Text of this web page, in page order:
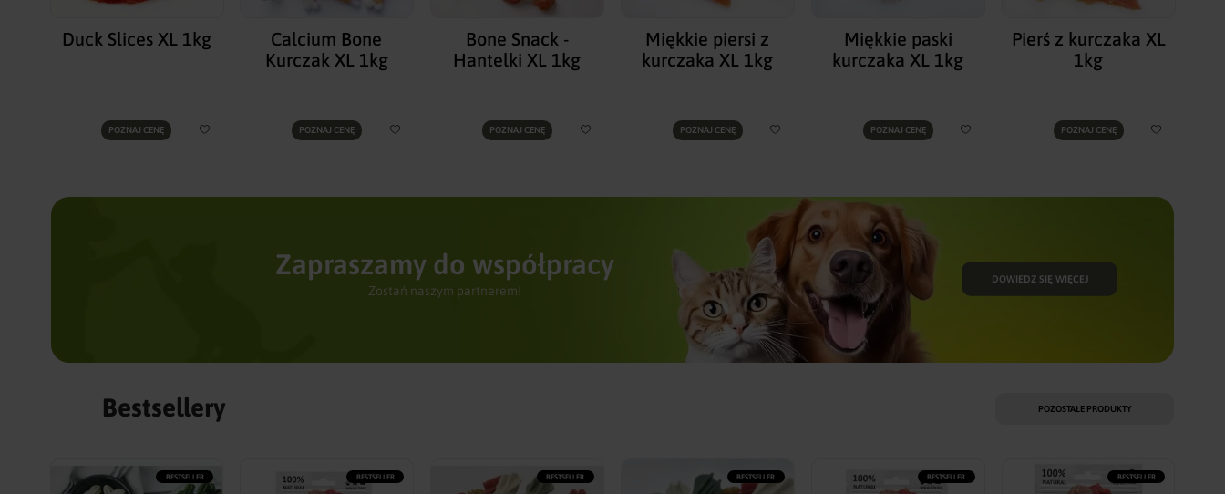
Duck Slices XL 1kg
POZNAJ CENĘ
Calcium Bone
Kurczak XL 1kg
POZNAJ CENĘ
Bone Snack -
Hantelki XL 1kg
POZNAJ CENĘ
Miękkie piersi z
kurczaka XL 1kg
POZNAJ CENĘ
Miękkie paski
kurczaka XL 1kg
POZNAJ CENĘ
Pierś z kurczaka XL
1kg
POZNAJ CENĘ
Zapraszamy do współpracy
Zostań naszym partnerem!
DOWIEDZ SIĘ WIĘCEJ
Bestsellery
BESTSELLER BESTSELLER BESTSELLER BESTSELLER BESTSELLER BESTSELLER
POZOSTAŁE PRODUKTY